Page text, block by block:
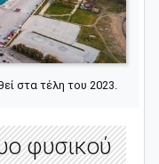
στα τέλη του 2023.
φυσικού